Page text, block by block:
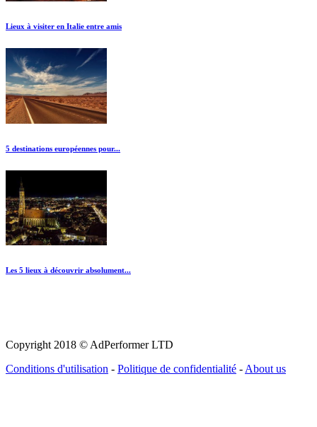
Lieux à visiter en Italie entre amis
5 destinations européennes pour...
Les 5 lieux à découvrir absolument...
Copyright 2018 © AdPerformer LTD
Conditions d'utilisation - Politique de confidentialité - About us